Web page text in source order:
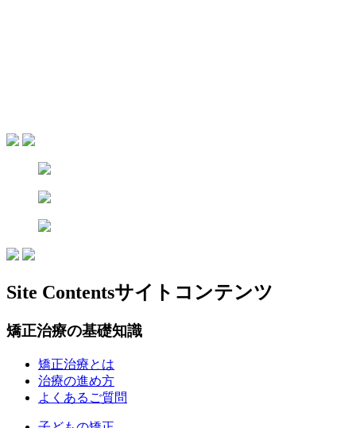
Site Contentsサイトコンテンツ
矯正治療の基礎知識
矯正治療とは
治療の進め方
よくあるご質問